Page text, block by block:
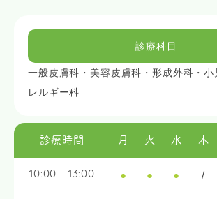
診療科目
一般皮膚科・美容皮膚科・形成外科・小
レルギー科
診療時間 月 火 水 木
10:00 - 13:00 ● ● ● /